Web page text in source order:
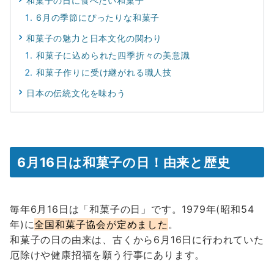
6月の季節にぴったりな和菓子
和菓子の魅力と日本文化の関わり
和菓子に込められた四季折々の美意識
和菓子作りに受け継がれる職人技
日本の伝統文化を味わう
6月16日は和菓子の日！由来と歴史
毎年6月16日は「和菓子の日」です。1979年(昭和54
年)に全国和菓子協会が定めました 。
和菓子の日の由来は、古くから6月16日に行われていた
厄除けや健康招福を願う行事にあります。